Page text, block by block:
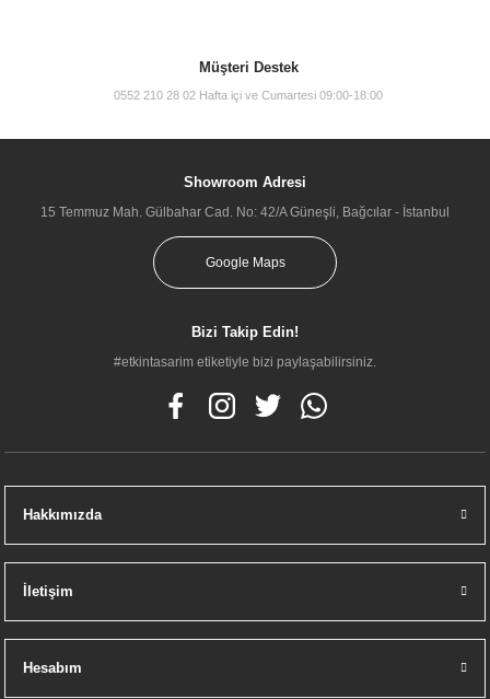
39.000,00 TL
Müşteri Destek
0552 210 28 02 Hafta içi ve Cumartesi 09:00-18:00
Showroom Adresi
15 Temmuz Mah. Gülbahar Cad. No: 42/A Güneşli, Bağcılar - İstanbul
Google Maps
Bizi Takip Edin!
#etkintasarim etiketiyle bizi paylaşabilirsiniz.
Hakkımızda
İletişim
Hesabım